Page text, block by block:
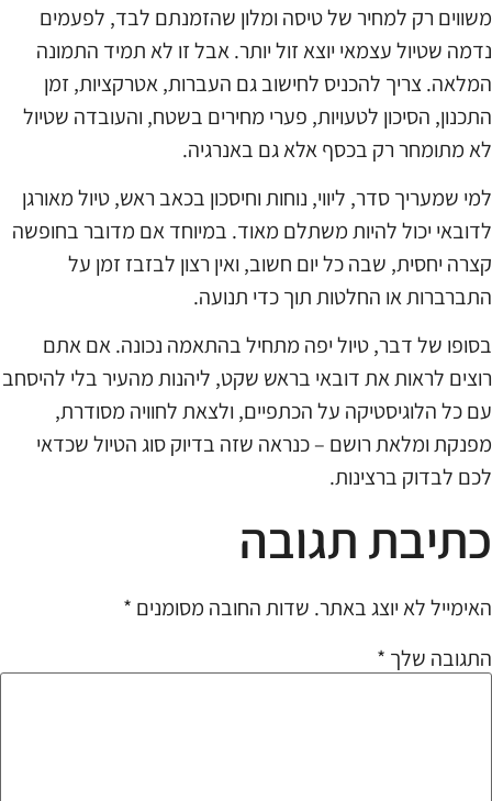
משווים רק למחיר של טיסה ומלון שהזמנתם לבד, לפעמים
נדמה שטיול עצמאי יוצא זול יותר. אבל זו לא תמיד התמונה
המלאה. צריך להכניס לחישוב גם העברות, אטרקציות, זמן
התכנון, הסיכון לטעויות, פערי מחירים בשטח, והעובדה שטיול
לא מתומחר רק בכסף אלא גם באנרגיה.
למי שמעריך סדר, ליווי, נוחות וחיסכון בכאב ראש, טיול מאורגן
לדובאי יכול להיות משתלם מאוד. במיוחד אם מדובר בחופשה
קצרה יחסית, שבה כל יום חשוב, ואין רצון לבזבז זמן על
התברברות או החלטות תוך כדי תנועה.
בסופו של דבר, טיול יפה מתחיל בהתאמה נכונה. אם אתם
רוצים לראות את דובאי בראש שקט, ליהנות מהעיר בלי להיסחב
עם כל הלוגיסטיקה על הכתפיים, ולצאת לחוויה מסודרת,
מפנקת ומלאת רושם – כנראה שזה בדיוק סוג הטיול שכדאי
לכם לבדוק ברצינות.
כתיבת תגובה
האימייל לא יוצג באתר. שדות החובה מסומנים *
התגובה שלך *